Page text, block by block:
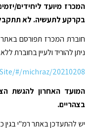
המכרז מיועד ליחידים/
בקרקע לתעשיה. לא
חוברת המכרז תפורסם
ניתן להוריד ולעיין בחוברת
#/michraz/20210208
בצהריים.
יש להתעדכן באתר רמ"י בגין